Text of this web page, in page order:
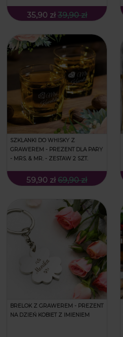
35,90 zł 39,90 zł
SZKLANKI DO WHISKY Z
GRAWEREM - PREZENT DLA PARY
- MRS. & MR. - ZESTAW 2 SZT.
59,90 zł 69,90 zł
BRELOK Z GRAWEREM - PREZENT
NA DZIEŃ KOBIET Z IMIENIEM